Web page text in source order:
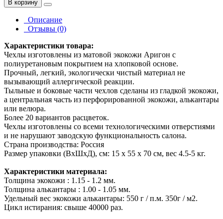
В корзину
Описание
Отзывы (0)
Характеристики товара:
Чехлы изготовлены из матовой экокожи Аригон с
полиуретановым покрытием на хлопковой основе.
Прочный, легкий, экологически чистый материал не
вызывающий аллергической реакции.
Тыльные и боковые части чехлов сделаны из гладкой экокожи,
а центральная часть из перфорированной экокожи, алькантары
или велюра.
Более 20 вариантов расцветок.
Чехлы изготовлены со всеми технологическими отверстиями
и не нарушают заводскую функциональность салона.
Страна производства: Россия
Размер упаковки (ВхШхД), см: 15 x 55 x 70 см, вес 4.5-5 кг.
Характеристики материала:
Толщина экокожи : 1.15 - 1.2 мм.
Толщина алькантары : 1.00 - 1.05 мм.
Удельный вес экокожи алькантары: 550 г / п.м. 350г / м2.
Цикл истирания: свыше 40000 раз.